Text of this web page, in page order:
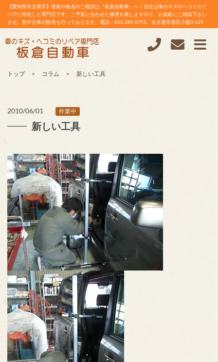
【愛知県名古屋市】塗装や板金のご相談は『板倉自動車』へ！当社は車のキズやヘコミのリ
ペアに特化した専門店です。ご予算に合わせた修理を致しますので、お気軽にご相談下さい
ませ。新中古車の販売も行っております。電話：052-389-5752。名古屋市港区小碓3-129
トップ コラム 新しい工具
2010/06/01 作業中
新しい工具